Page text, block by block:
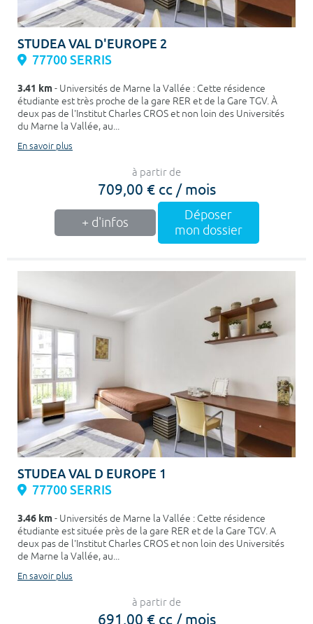
STUDEA VAL D'EUROPE 2
77700 SERRIS
3.41 km- Universités de Marne la Vallée : Cette résidence
étudiante est très proche de la gare RER et de la Gare TGV. À
deux pas de l'Institut Charles CROS et non loin des Universités
du Marne la Vallée, au...
En savoir plus
à partir de
709,00 € cc / mois
+ d'infos
Déposer
mon dossier
STUDEA VAL D EUROPE 1
77700 SERRIS
3.46 km- Universités de Marne la Vallée : Cette résidence
étudiante est située près de la gare RER et de la Gare TGV. A
deux pas de l'Institut Charles CROS et non loin des Universités
de Marne la Vallée, au...
En savoir plus
à partir de
691,00 € cc / mois